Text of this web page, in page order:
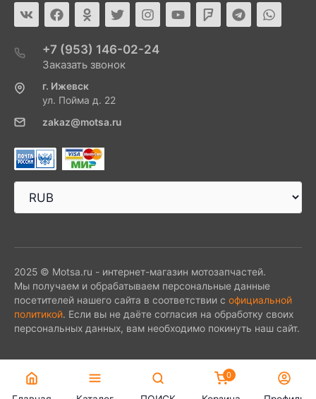
+7 (953) 146-02-24
Заказать звонок
г. Ижевск
ул. Пойма д. 22
zakaz@motsa.ru
2025 © Motsa.ru - интернет-магазин мотозапчастей.
Мы получаем и обрабатываем персональные данные
посетителей нашего сайта в соответствии с официальной
политикой. Если вы не даёте согласия на обработку своих
персональных данных, вам необходимо покинуть наш сайт.
0